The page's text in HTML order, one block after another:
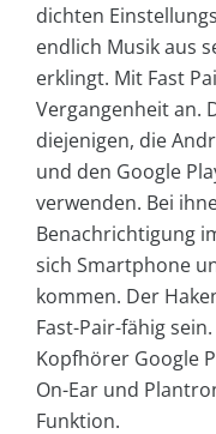
dichten
endlich Musik aus
erklingt. Mit Fast
Vergangenheit an.
diejenigen, die
und den Google
verwenden. Bei
Benachrichtigung
sich Smartphone
kommen. Der
Fast-Pair-fähig
Kopfhörer Google
On-Ear und
Funktion.